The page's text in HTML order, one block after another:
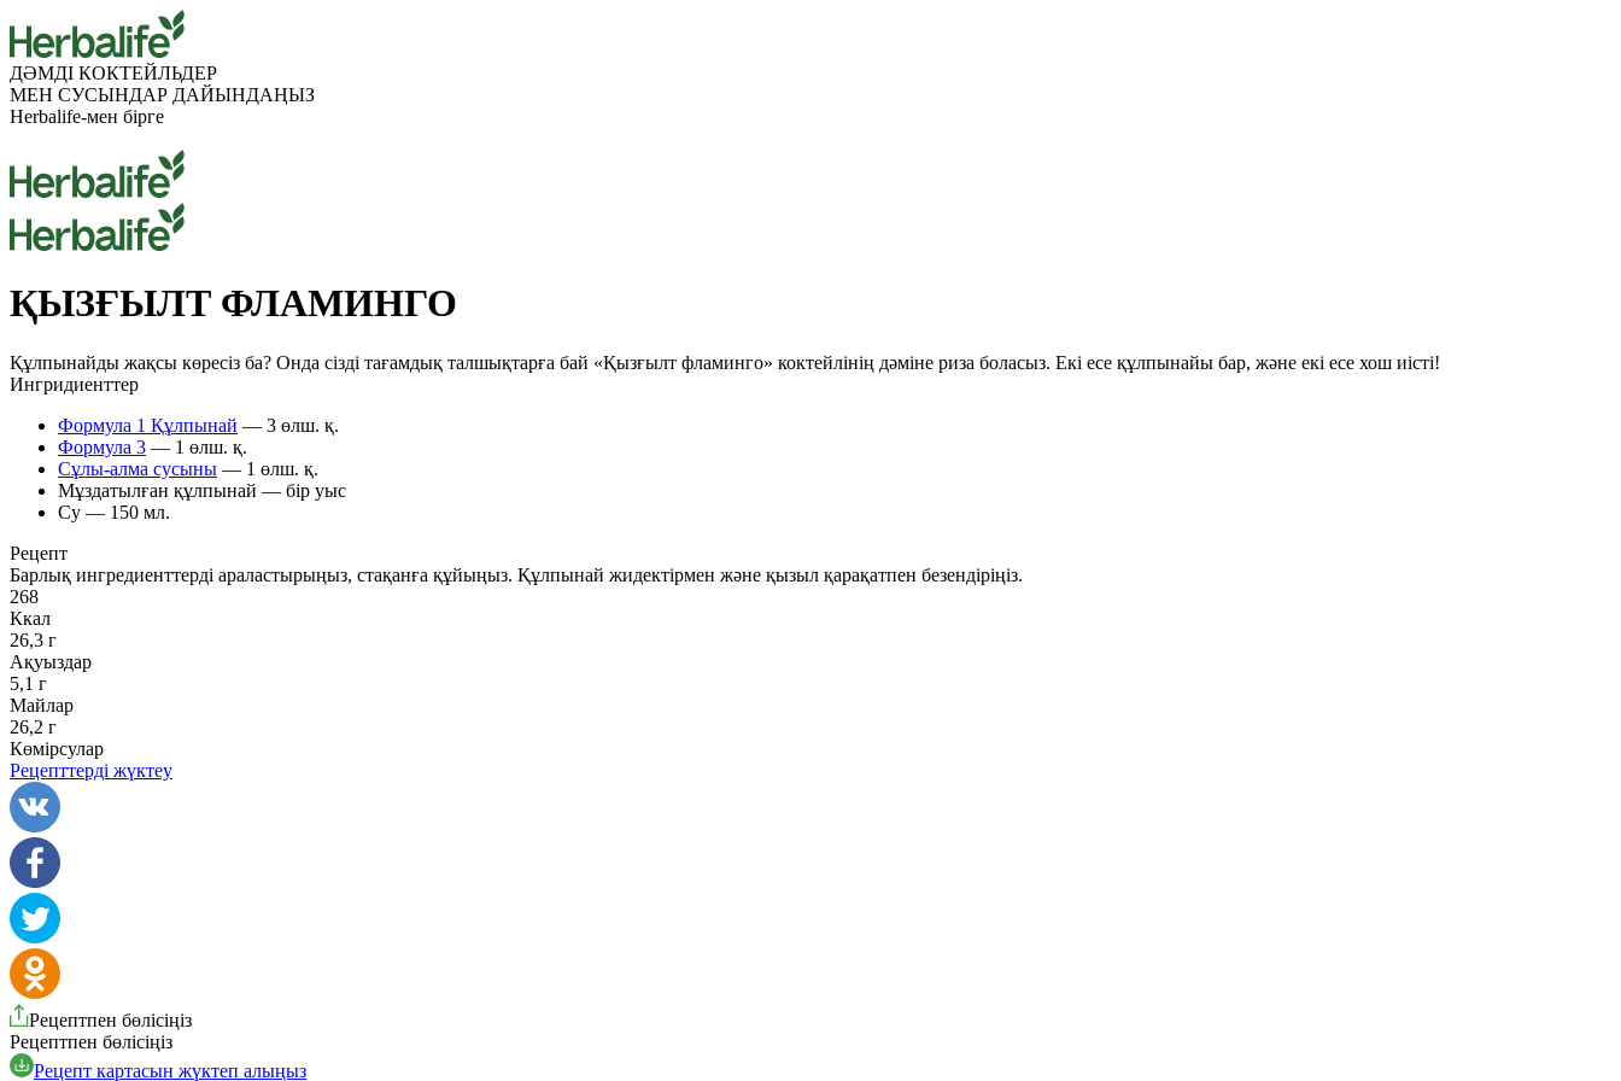
ДӘМДІ КОКТЕЙЛЬДЕР
МЕН СУСЫНДАР ДАЙЫНДАҢЫЗ
Herbalife-мен бірге
ҚЫЗҒЫЛТ ФЛАМИНГО
Құлпынайды жақсы көресіз ба? Онда сізді тағамдық талшықтарға бай «Қызғылт фламинго» коктейлінің дәміне риза боласыз. Екі есе құлпынайы бар, және екі есе хош иісті!
Ингридиенттер
Формула 1 Құлпынай — 3 өлш. қ.
Формула 3 — 1 өлш. қ.
Сұлы-алма сусыны — 1 өлш. қ.
Мұздатылған құлпынай — бір уыс
Су — 150 мл.
Рецепт
Барлық ингредиенттерді араластырыңыз, стақанға құйыңыз. Құлпынай жидектірмен және қызыл қарақатпен безендіріңіз.
268
Ккал
26,3 г
Ақуыздар
5,1 г
Майлар
26,2 г
Көмірсулар
Рецепттерді жүктеу
Рецептпен бөлісіңіз
Рецептпен бөлісіңіз
Рецепт картасын жүктеп алыңыз